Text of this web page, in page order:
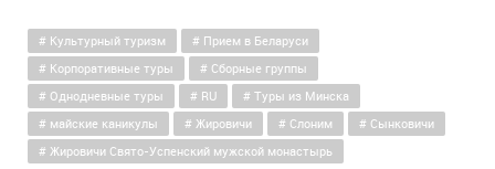
Культурный туризм
Прием в Беларуси
Корпоративные туры
Сборные группы
Однодневные туры
RU
Туры из Минска
майские каникулы
Жировичи Слоним
Сынковичи
Жировичи Свято-Успенский мужской монастырь